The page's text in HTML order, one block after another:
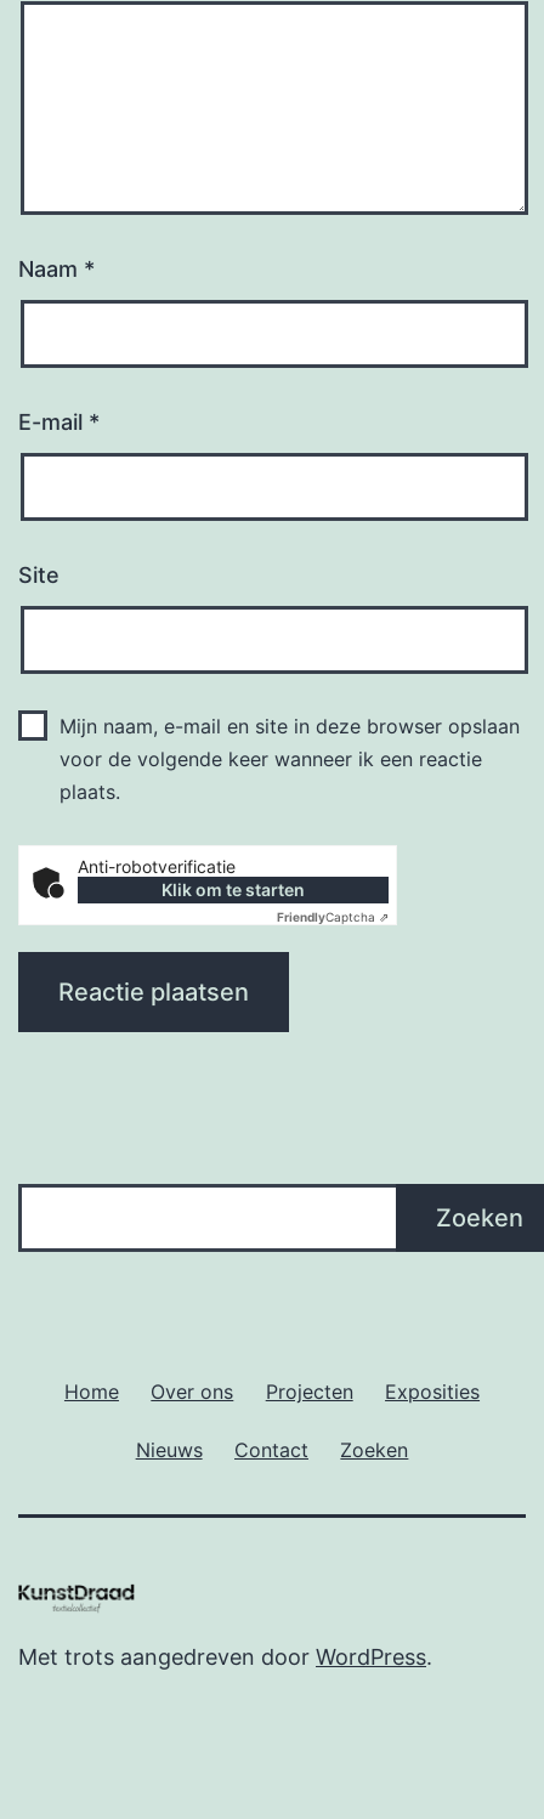
Naam *
E-mail *
Site
Mijn naam, e-mail en site in deze browser opslaan
voor de volgende keer wanneer ik een reactie
plaats.
Anti-robotverificatie
Klik om te starten
FriendlyCaptcha ⇗
Zoeken
Home Over ons Projecten Exposities
Nieuws Contact Zoeken
Met trots aangedreven door WordPress.